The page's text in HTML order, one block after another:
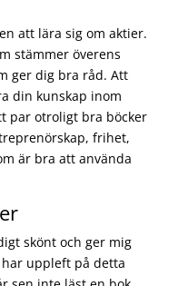
att lära sig om aktier.
stämmer överens
ger dig bra råd. Att
din kunskap inom
par otroligt bra böcker
frihet,
är bra att använda
skönt och ger mig
uppleft på detta